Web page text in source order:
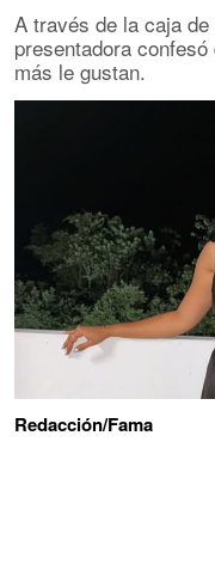
A través de la caja
presentadora
más le gustan.
Redacción/Fama